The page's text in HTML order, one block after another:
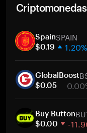
SpainSPAIN
$0.19 1.20%
30 días
Capitalización de
GlobalBoost
$0.05
30 días
Capitalización de
Buy Button
$0.00 -